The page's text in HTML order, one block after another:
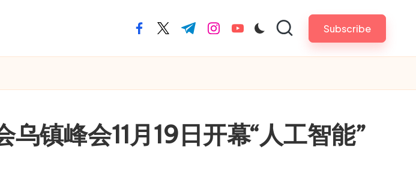
facebook.com
twitter.com
t.me instagram.com
youtube.com Subscribe
镇峰会11月19日开幕“人工智能”